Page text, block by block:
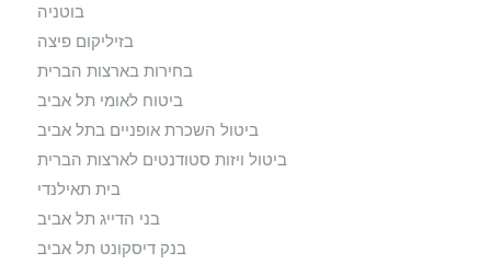
בוטניה
בזיליקום פיצה
בחירות בארצות הברית
ביטוח לאומי תל אביב
ביטול השכרת אופניים בתל אביב
ביטול ויזות סטודנטים לארצות הברית
בית תאילנדי
בני הדייג תל אביב
בנק דיסקונט תל אביב